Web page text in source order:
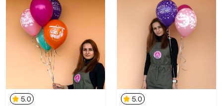
5.0 5.0